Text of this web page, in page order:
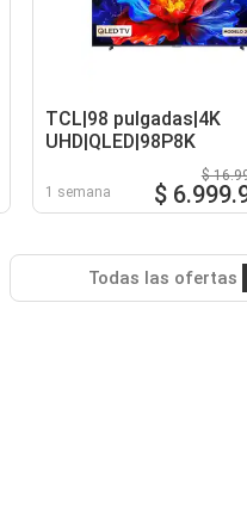
TCL|98 pulgadas|4K
UHD|QLED|98P8K
1 semana
$
$
Todas las ofertas